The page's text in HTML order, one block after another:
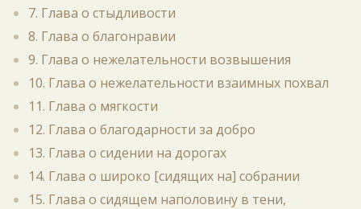
7. Глава о стыдливости
8. Глава о благонравии
9. Глава о нежелательности возвышения
10. Глава о нежелательности взаимных похвал
11. Глава о мягкости
12. Глава о благодарности за добро
13. Глава о сидении на дорогах
14. Глава о широко [сидящих на] собрании
15. Глава о сидящем наполовину в тени,